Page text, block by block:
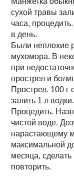
сухой травы
часа,
в день.
Были неплохие
мухомора. В
при
прострел и
Прострел. 100 г
залить 1 л
Процедить.
чистой воде.
нарастающему
максимальной
месяца,
повторить.